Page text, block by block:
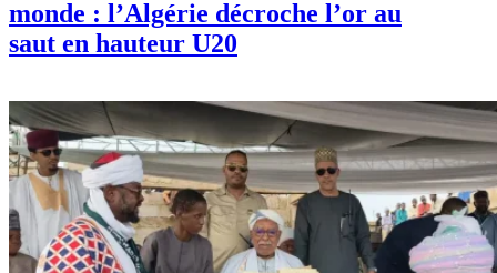
monde : l’Algérie décroche l’or au
saut en hauteur U20